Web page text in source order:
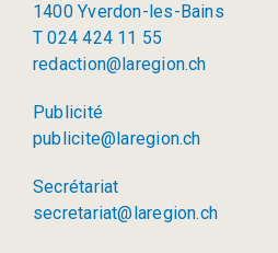
1400 Yverdon-les-Bains
T 024 424 11 55
redaction@laregion.ch
Publicité
publicite@laregion.ch
Secrétariat
secretariat@laregion.ch